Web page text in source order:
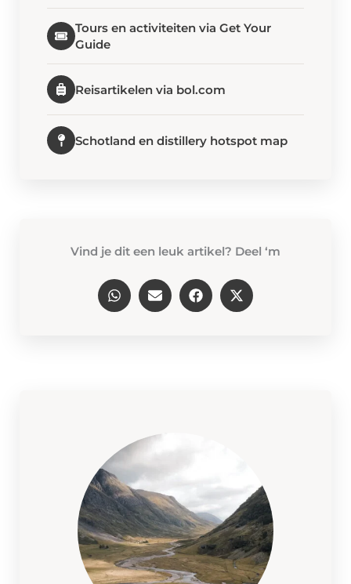
Tours en activiteiten via Get Your
Guide
Reisartikelen via bol.com
Schotland en distillery hotspot map
Vind je dit een leuk artikel? Deel ‘m